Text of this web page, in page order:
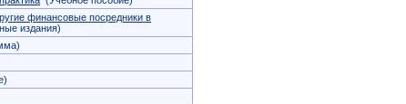
финансовые посредники в
издания)